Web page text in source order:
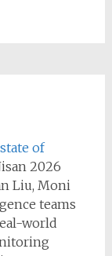
of
2026
Liu, Moni
teams
world